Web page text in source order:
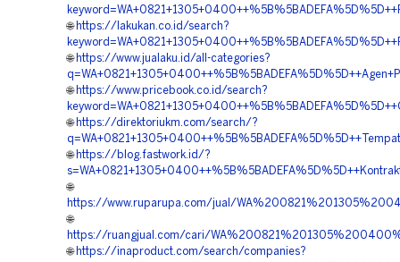
🌐 https://lakukan.co.id/search?
🌐 https://www.jualaku.id/all-categories?
🌐 https://www.pricebook.co.id/search?
🌐 https://direktoriukm.com/search/?
🌐 https://blog.fastwork.id/?
🌐
https://www.ruparupa.com/jual/
🌐
https://ruangjual.com/cari/
🌐 https://inaproduct.com/search/companies?